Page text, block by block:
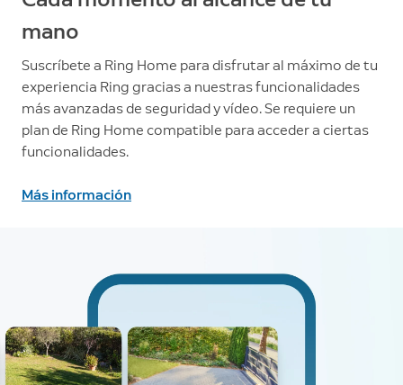
mano
Suscríbete a Ring Home para disfrutar al máximo de tu
experiencia Ring gracias a nuestras funcionalidades
más avanzadas de seguridad y vídeo. Se requiere un
plan de Ring Home compatible para acceder a ciertas
funcionalidades.
Más información